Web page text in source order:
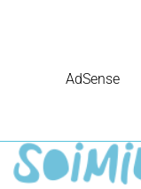
AdSense